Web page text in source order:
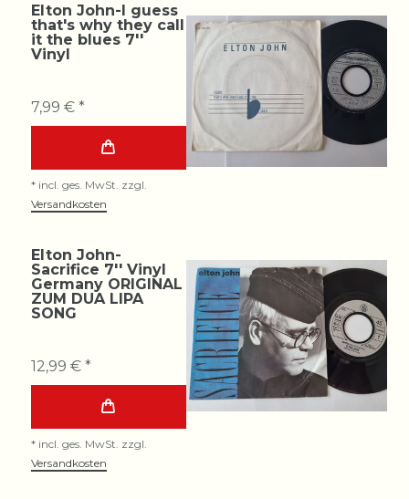
Elton John-I guess
that's why they call
it the blues 7''
Vinyl
7,99 € *
* incl. ges. MwSt. zzgl.
Versandkosten
Elton John-
Sacrifice 7'' Vinyl
Germany ORIGINAL
ZUM DUA LIPA
SONG
12,99 € *
* incl. ges. MwSt. zzgl.
Versandkosten